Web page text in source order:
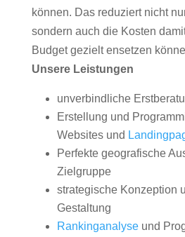
können. Das reduziert nicht
sondern auch die Kosten
Budget gezielt ensetzen
Unsere Leistungen
unverbindliche
Erstellung und
Websites und
Perfekte geografische
Zielgruppe
strategische Konzeption
Gestaltung
Rankinganalyseund